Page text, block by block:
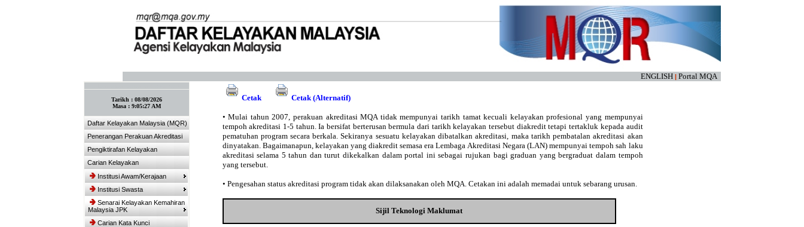
ENGLISH | Portal MQA
Tarikh : 08/08/2026
Masa : 9:05:27 AM
Daftar Kelayakan Malaysia (MQR)
Penerangan Perakuan Akreditasi
Pengiktirafan Kelayakan
Carian Kelayakan
Institusi Awam/Kerajaan
Institusi Swasta
Senarai Kelayakan Kemahiran
Malaysia JPK
Carian Kata Kunci
Cetak Cetak (Alternatif)
• Mulai tahun 2007, perakuan akreditasi MQA tidak mempunyai tarikh tamat kecuali kelayakan profesional yang mempunyai
tempoh akreditasi 1-5 tahun. Ia bersifat berterusan bermula dari tarikh kelayakan tersebut diakredit tetapi tertakluk kepada audit
pematuhan program secara berkala. Sekiranya sesuatu kelayakan dibatalkan akreditasi, maka tarikh pembatalan akreditasi akan
dinyatakan. Bagaimanapun, kelayakan yang diakredit semasa era Lembaga Akreditasi Negara (LAN) mempunyai tempoh sah laku
akreditasi selama 5 tahun dan turut dikekalkan dalam portal ini sebagai rujukan bagi graduan yang bergraduat dalam tempoh
yang tersebut.
• Pengesahan status akreditasi program tidak akan dilaksanakan oleh MQA. Cetakan ini adalah memadai untuk sebarang urusan.
Sijil Teknologi Maklumat